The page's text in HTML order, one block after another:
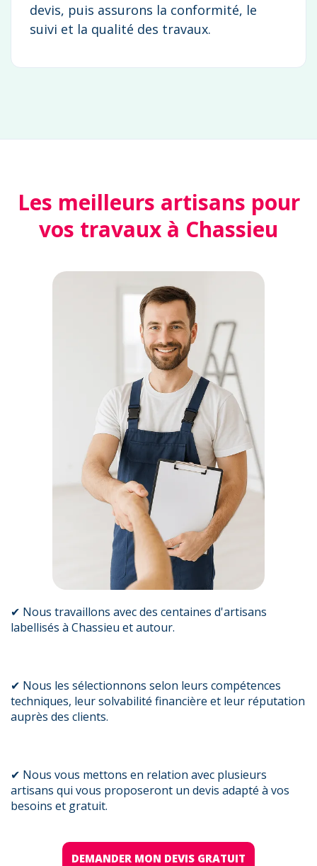
devis, puis assurons la conformité, le
suivi et la qualité des travaux.
Les meilleurs artisans pour
vos travaux à Chassieu
✔ Nous travaillons avec des centaines d'artisans
labellisés à Chassieu et autour.
✔ Nous les sélectionnons selon leurs compétences
techniques, leur solvabilité financière et leur réputation
auprès des clients.
✔ Nous vous mettons en relation avec plusieurs
artisans qui vous proposeront un devis adapté à vos
besoins et gratuit.
DEMANDER MON DEVIS GRATUIT